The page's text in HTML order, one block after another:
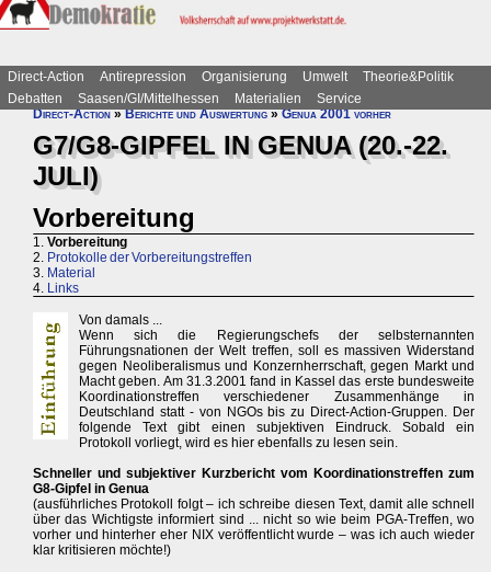
Direct-Action Antirepression Organisierung Umwelt
Theorie&Politik
Debatten
Saasen/GI/Mittelhessen Materialien
Service
Direct-Action»Berichte und Auswertung»Genua 2001 vorher
G7/G8-GIPFEL IN GENUA (20.-22.
JULI)
Vorbereitung
1. Vorbereitung
2. Protokolle der Vorbereitungstreffen
3. Material
4. Links
Von damals ...
Wenn sich die Regierungschefs der selbsternannten
Führungsnationen der Welt treffen, soll es massiven Widerstand
gegen Neoliberalismus und Konzernherrschaft, gegen Markt und
Macht geben. Am 31.3.2001 fand in Kassel das erste bundesweite
Koordinationstreffen verschiedener Zusammenhänge in
Deutschland statt - von NGOs bis zu Direct-Action-Gruppen. Der
folgende Text gibt einen subjektiven Eindruck. Sobald ein
Protokoll vorliegt, wird es hier ebenfalls zu lesen sein.
Schneller und subjektiver Kurzbericht vom Koordinationstreffen zum
G8-Gipfel in Genua
(ausführliches Protokoll folgt – ich schreibe diesen Text, damit alle schnell
über das Wichtigste informiert sind ... nicht so wie beim PGA-Treffen, wo
vorher und hinterher eher NIX veröffentlicht wurde – was ich auch wieder
klar kritisieren möchte!)